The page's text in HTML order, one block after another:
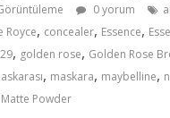
0 yorum
Royce, concealer, Essence,
, golden rose, Golden Rose
, maskara, maybelline,
Powder